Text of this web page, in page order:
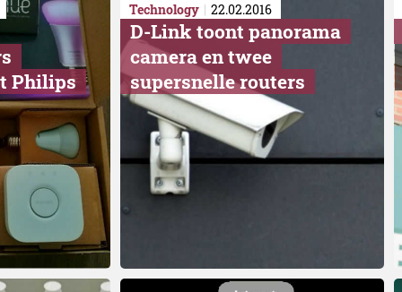
Philips
Technology 22.02.2016
D-Link toont panorama
camera en twee
supersnelle routers